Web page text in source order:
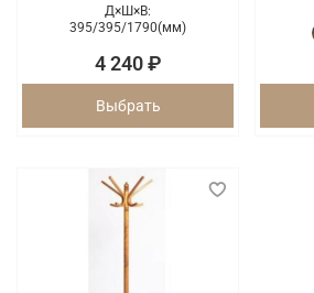
Д×Ш×В:
395/395/1790(мм)
4 240 ₽
Выбрать